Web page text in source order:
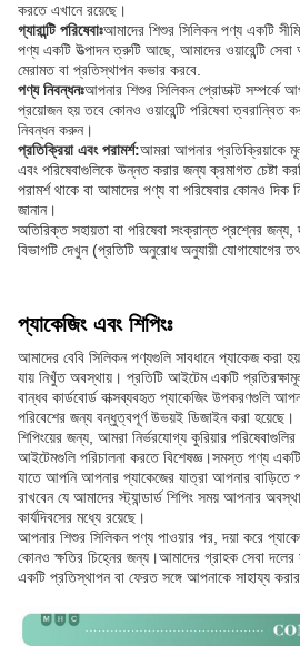
করতে এখানে রয়েছে।
গ্যারান্টি পরিষেবাঃআমাদের শিশুর সিলিকন পণ্য একটি
পণ্য একটি উত্পাদন ত্রুটি আছে, আমাদের ওয়ারেন্টি সেবা
মেরামত বা প্রতিস্থাপন কভার করবে.
পণ্য নিবন্ধনঃআপনার শিশুর সিলিকন প্রোডাক্ট সম্পর্কে
প্রয়োজন হয় তবে কোনও ওয়ারেন্টি পরিষেবা ত্বরান্বিত
নিবন্ধন করুন।
প্রতিক্রিয়া এবং পরামর্শ:আমরা আপনার প্রতিক্রিয়াকে
এবং পরিষেবাগুলিকে উন্নত করার জন্য ক্রমাগত চেষ্টা
পরামর্শ থাকে বা আমাদের পণ্য বা পরিষেবার কোনও দিক
জানান।
অতিরিক্ত সহায়তা বা পরিষেবা সংক্রান্ত প্রশ্নের জন্য,
বিভাগটি দেখুন (প্রতিটি অনুরোধ অনুযায়ী যোগাযোগের
প্যাকেজিং এবং শিপিংঃ
আমাদের বেবি সিলিকন পণ্যগুলি সাবধানে প্যাকেজ করা
যায় নিখুঁত অবস্থায়। প্রতিটি আইটেম একটি
বান্ধব কার্ডবোর্ড বাক্সব্যবহৃত প্যাকেজিং উপকরণগুলি
পরিবেশের জন্য বন্ধুত্বপূর্ণ উভয়ই ডিজাইন করা হয়েছে।
শিপিংয়ের জন্য, আমরা নির্ভরযোগ্য কুরিয়ার পরিষেবাগুলির
আইটেমগুলি পরিচালনা করতে বিশেষজ্ঞ।সমস্ত পণ্য একটি
যাতে আপনি আপনার প্যাকেজের যাত্রা আপনার বাড়িতে
রাখবেন যে আমাদের স্ট্যান্ডার্ড শিপিং সময় আপনার
কার্যদিবসের মধ্যে রয়েছে।
আপনার শিশুর সিলিকন পণ্য পাওয়ার পর, দয়া করে
কোনও ক্ষতির চিহ্নের জন্য।আমাদের গ্রাহক সেবা
একটি প্রতিস্থাপন বা ফেরত সঙ্গে আপনাকে সাহায্য